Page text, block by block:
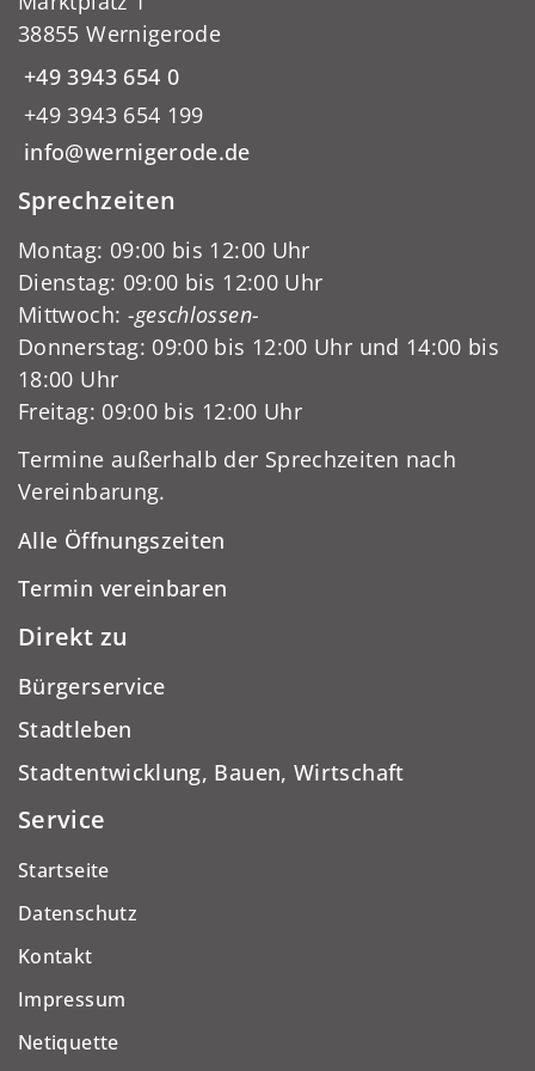
38855 Wernigerode
+49 3943 654 0
+49 3943 654 199
info@wernigerode.de
Sprechzeiten
Montag: 09:00 bis 12:00 Uhr
Dienstag: 09:00 bis 12:00 Uhr
Mittwoch: -geschlossen-
Donnerstag: 09:00 bis 12:00 Uhr und 14:00 bis
18:00 Uhr
Freitag: 09:00 bis 12:00 Uhr
Termine außerhalb der Sprechzeiten nach
Vereinbarung.
Alle Öffnungszeiten
Termin vereinbaren
Direkt zu
Bürgerservice
Stadtleben
Stadtentwicklung, Bauen, Wirtschaft
Service
Startseite
Datenschutz
Kontakt
Impressum
Netiquette